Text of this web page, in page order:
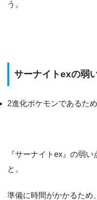
う。
サーナイトexの弱
2進化ポケモンであるた
『サーナイトex』の弱
と。
準備に時間がかかるため